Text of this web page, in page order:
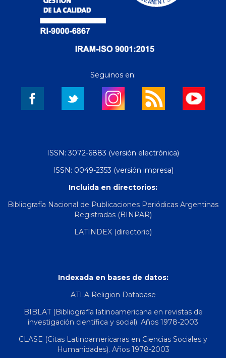
Seguinos en:
ISSN: 3072-6883 (versión electrónica)
ISSN: 0049-2353 (versión impresa)
Incluida en directorios:
Bibliografía Nacional de Publicaciones Periódicas Argentinas
Registradas (BINPAR)
LATINDEX (directorio)
Indexada en bases de datos:
ATLA Religion Database
BIBLAT (Bibliografía latinoamericana en revistas de
investigación científica y social). Años 1978-2003
CLASE (Citas Latinoamericanas en Ciencias Sociales y
Humanidades). Años 1978-2003